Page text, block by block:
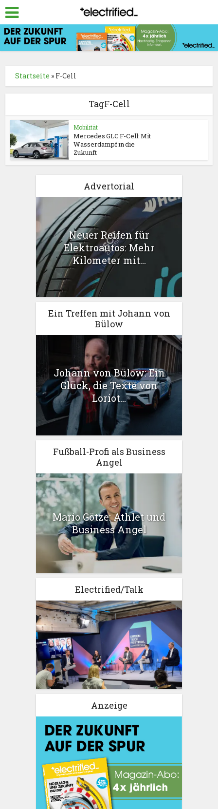
Startseite » F-Cell
TagF-Cell
Mobilität
Mercedes GLC F-Cell: Mit
Wasserdampf in die
Zukunft
Advertorial
Neuer Reifen für
Elektroautos: Mehr
Kilometer mit...
Ein Treffen mit Johann von
Bülow
Johann von Bülow: Ein
Glück, die Texte von
Loriot...
Fußball-Profi als Business
Angel
Mario Götze: Athlet und
Business Angel
Electrified/Talk
Anzeige